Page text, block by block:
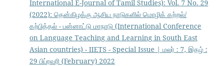
International E-Journal of Tamil Studies): Vol. 7 No. 29
(2022): தென்கிழக்கு ஆசிய நாடுகளில் மொழிக் கற்றல்/
கற்பித்தல் - பன்னாட்டு மாநாடு (International Conference
on Language Teaching and Learning in South East
Asian countries) - IIETS - Special Issue | மலர் : 7, இதழ் :
29 பிப்ரவரி (February) 2022